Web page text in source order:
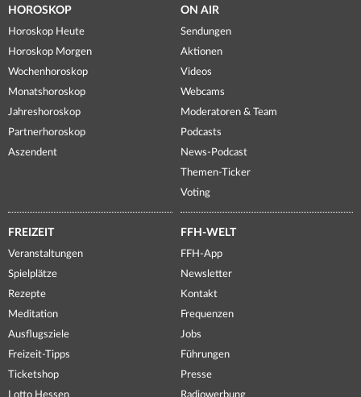
HOROSKOP
Horoskop Heute
Horoskop Morgen
Wochenhoroskop
Monatshoroskop
Jahreshoroskop
Partnerhoroskop
Aszendent
ON AIR
Sendungen
Aktionen
Videos
Webcams
Moderatoren & Team
Podcasts
News-Podcast
Themen-Ticker
Voting
FREIZEIT
Veranstaltungen
Spielplätze
Rezepte
Meditation
Ausflugsziele
Freizeit-Tipps
Ticketshop
Lotto Hessen
FFH-WELT
FFH-App
Newsletter
Kontakt
Frequenzen
Jobs
Führungen
Presse
Radiowerbung